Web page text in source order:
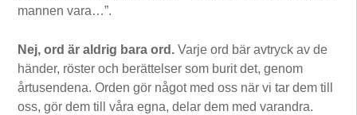
mannen vara…”.
Nej, ord är aldrig bara ord. Varje ord bär avtryck av de
händer, röster och berättelser som burit det, genom
årtusendena. Orden gör något med oss när vi tar dem till
oss, gör dem till våra egna, delar dem med varandra.